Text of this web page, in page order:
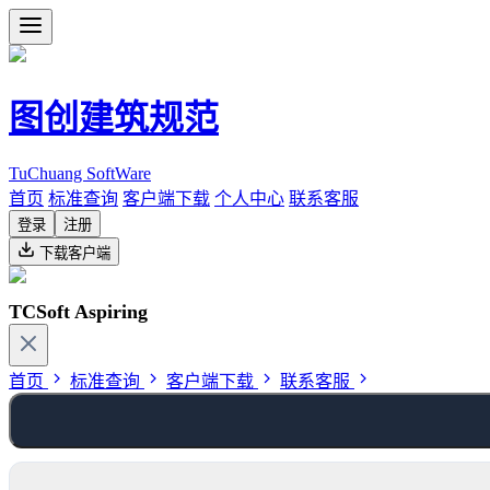
图创建筑规范
TuChuang SoftWare
首页 标准查询 客户端下载 个人中心 联系客服
登录
注册
下载客户端
TCSoft Aspiring
首页 标准查询 客户端下载 联系客服